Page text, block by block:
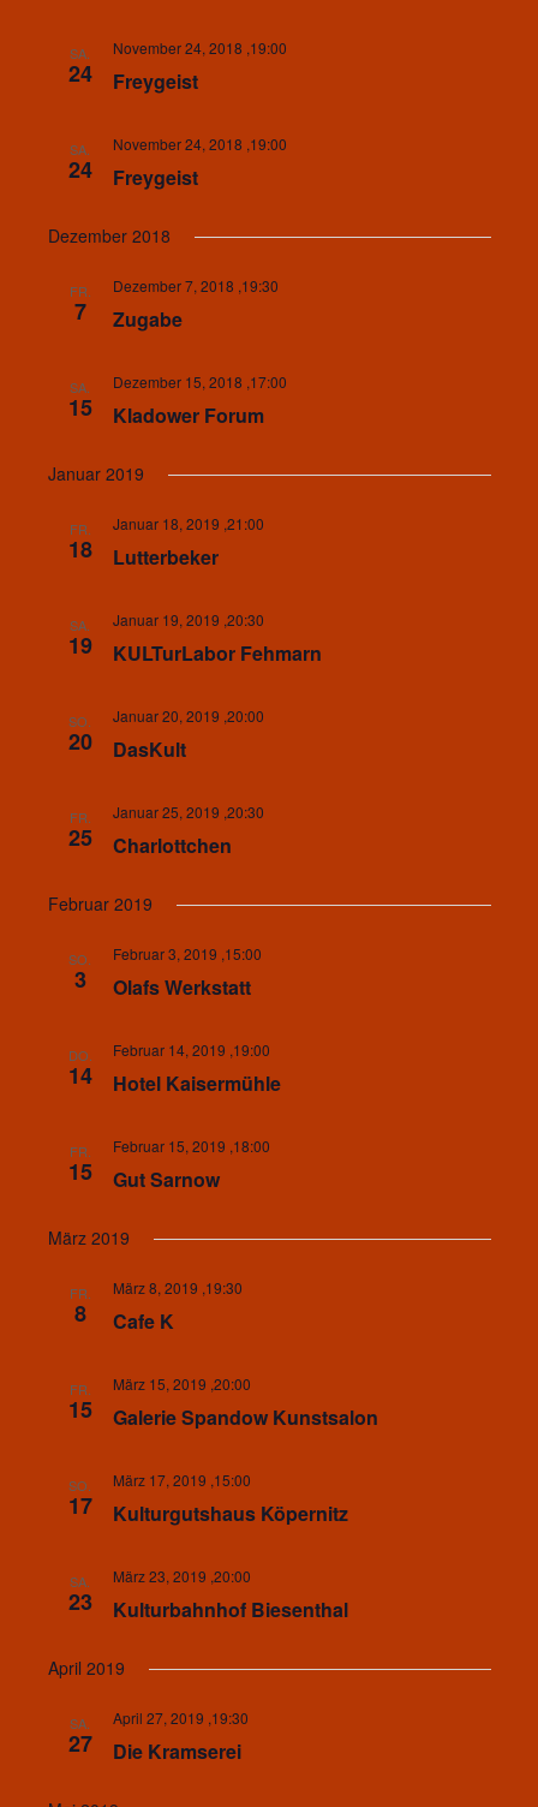
SA.
24 Freygeist
November 24, 2018 ,19:00
SA.
24 Freygeist
November 24, 2018 ,19:00
Dezember 2018
FR.
7 Zugabe
Dezember 7, 2018 ,19:30
SA.
15 Kladower Forum
Dezember 15, 2018 ,17:00
Januar 2019
FR.
18 Lutterbeker
Januar 18, 2019 ,21:00
SA.
19 KULTurLabor Fehmarn
Januar 19, 2019 ,20:30
SO.
20 DasKult
Januar 20, 2019 ,20:00
FR.
25 Charlottchen
Januar 25, 2019 ,20:30
Februar 2019
SO.
3 Olafs Werkstatt
Februar 3, 2019 ,15:00
DO.
14 Hotel Kaisermühle
Februar 14, 2019 ,19:00
FR.
15 Gut Sarnow
Februar 15, 2019 ,18:00
März 2019
FR.
8 Cafe K
März 8, 2019 ,19:30
FR.
15 Galerie Spandow Kunstsalon
März 15, 2019 ,20:00
SO.
17 Kulturgutshaus Köpernitz
März 17, 2019 ,15:00
SA.
23 Kulturbahnhof Biesenthal
März 23, 2019 ,20:00
April 2019
SA.
27 Die Kramserei
April 27, 2019 ,19:30